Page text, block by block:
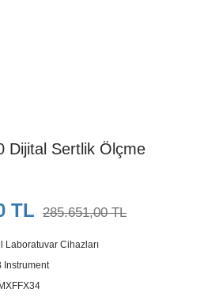
Dijital Sertlik Ölçme
TL 285.651,00 TL
Laboratuvar Cihazları
Instrument